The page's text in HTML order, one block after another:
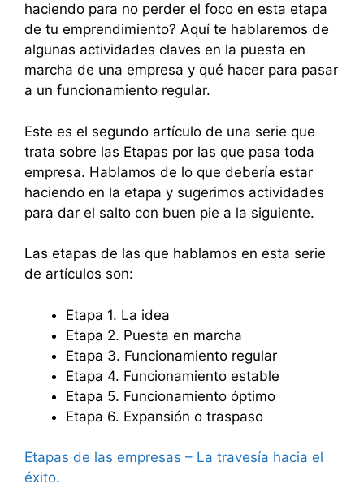
haciendo para no perder el foco en esta etapa
de tu emprendimiento? Aquí te hablaremos de
algunas actividades claves en la puesta en
marcha de una empresa y qué hacer para pasar
a un funcionamiento regular.
Este es el segundo artículo de una serie que
trata sobre las Etapas por las que pasa toda
empresa. Hablamos de lo que debería estar
haciendo en la etapa y sugerimos actividades
para dar el salto con buen pie a la siguiente.
Las etapas de las que hablamos en esta serie
de artículos son:
Etapa 1. La idea
Etapa 2. Puesta en marcha
Etapa 3. Funcionamiento regular
Etapa 4. Funcionamiento estable
Etapa 5. Funcionamiento óptimo
Etapa 6. Expansión o traspaso
Etapas de las empresas – La travesía hacia el
éxito.